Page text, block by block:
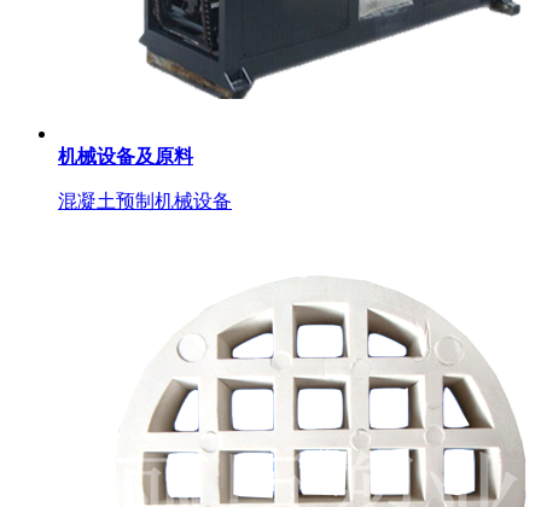
机械设备及原料
混凝土预制机械设备